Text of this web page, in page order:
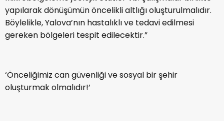
yapılarak dönüşümün öncelikli altlığı oluşturulmalıdır.
Böylelikle, Yalova’nın hastalıklı ve tedavi edilmesi
gereken bölgeleri tespit edilecektir.”
‘Önceliğimiz can güvenliği ve sosyal bir şehir
oluşturmak olmalıdır!’